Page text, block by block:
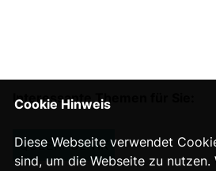
Interessante Themen für Sie:
QUEERPOLITIK
Cookie Hinweis
Diese Webseite verwendet
sind, um die Webseite zu